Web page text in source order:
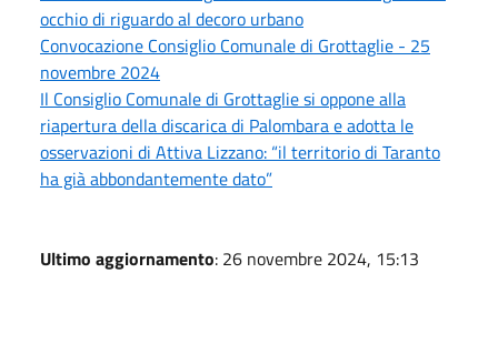
occhio di riguardo al decoro urbano
Convocazione Consiglio Comunale di Grottaglie - 25
novembre 2024
Il Consiglio Comunale di Grottaglie si oppone alla
riapertura della discarica di Palombara e adotta le
osservazioni di Attiva Lizzano: “il territorio di Taranto
ha già abbondantemente dato”
Ultimo aggiornamento: 26 novembre 2024, 15:13